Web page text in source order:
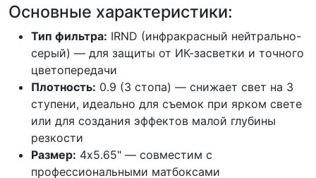
Основные характеристики:
Тип фильтра: IRND (инфракрасный нейтрально-
серый) — для защиты от ИК-засветки и точного
цветопередачи
Плотность: 0.9 (3 стопа) — снижает свет на 3
ступени, идеально для съемок при ярком свете
или для создания эффектов малой глубины
резкости
Размер: 4x5.65" — совместим с
профессиональными матбоксами